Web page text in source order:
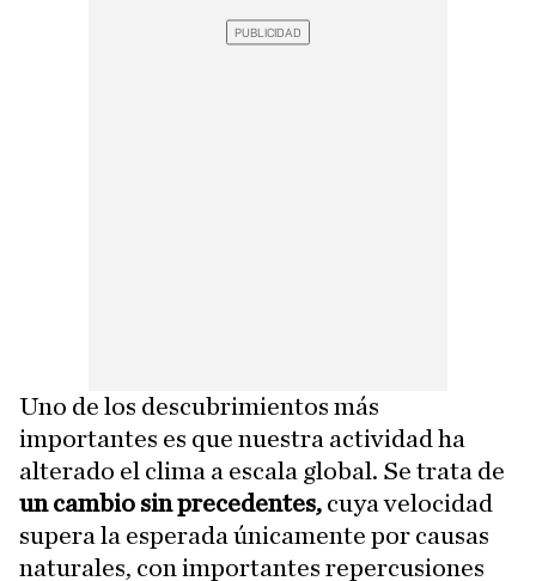
Uno de los descubrimientos más
importantes es que nuestra actividad ha
alterado el clima a escala global. Se trata de
un cambio sin precedentes, cuya velocidad
supera la esperada únicamente por causas
naturales, con importantes repercusiones